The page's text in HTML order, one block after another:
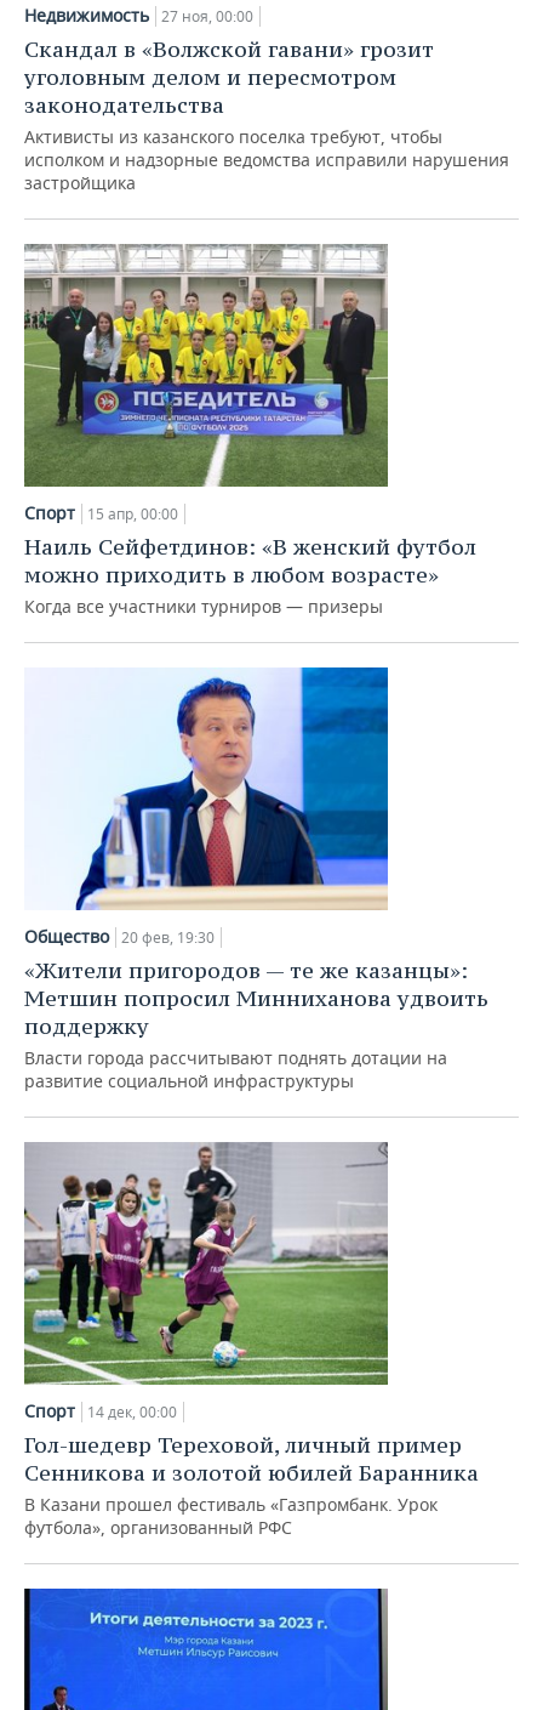
НЕФТЕХИМИЯ
НЕФТЬ
ОПК
ЭНЕРГЕТИКА
РОЗНИЧНАЯ ТОРГОВЛЯ
ТРАНСПОРТ
УСЛУГИ
НОВОСТИ ТЕХНОЛОГИЙ
IT
МЕДИА
ТЕЛЕКОММУНИКАЦИИ
МЕРОПРИЯТИЯ
НОВОСТИ МЕРОПРИЯТИЙ
ВЫЕЗДНАЯ РЕДАКЦИЯ
БИЗНЕС-БРАНЧИ
ONLINE-КОНФЕРЕНЦИИ
ОТКРЫТАЯ ЛЕКЦИЯ
СПОРТ
НОВОСТИ СПОРТА
ФУТБОЛ
ХОККЕЙ
БАСКЕТБОЛ
ВОЛЕЙБОЛ
КИБЕРСПОРТ
ФИГУРНОЕ КАТАНИЕ
ВОДНЫЕ ВИДЫ СПОРТА
ХОККЕЙ С МЯЧОМ
ОБЩЕСТВО
НОВОСТИ ОБЩЕСТВА
ВЛАСТЬ
ИНФРАСТРУКТУРА
ИСТОРИЯ
КУЛЬТУРА
МЕДИЦИНА
ОБРАЗОВАНИЕ
ПРОИСШЕСТВИЯ
ФОТОГАЛЕРЕЯ
СЮЖЕТЫ
СПРАВОЧНИК
СПИСОК ПЕРСОН
СПИСОК КОМПАНИЙ
ПОЛНАЯ ВЕРСИЯ
Недвижимость 27 ноя, 00:00
Скандал в «Волжской гавани» грозит
уголовным делом и пересмотром
законодательства
Активисты из казанского поселка требуют, чтобы
исполком и надзорные ведомства исправили нарушения
застройщика
Спорт 15 апр, 00:00
Наиль Сейфетдинов: «В женский футбол
можно приходить в любом возрасте»
Когда все участники турниров — призеры
Общество 20 фев, 19:30
«Жители пригородов — те же казанцы»:
Метшин попросил Минниханова удвоить
поддержку
Власти города рассчитывают поднять дотации на
развитие социальной инфраструктуры
Спорт 14 дек, 00:00
Гол-шедевр Тереховой, личный пример
Сенникова и золотой юбилей Баранника
В Казани прошел фестиваль «Газпромбанк. Урок
футбола», организованный РФС